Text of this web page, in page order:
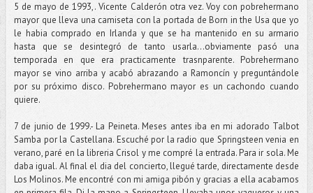
5 de mayo de 1993,. Vicente Calderón otra vez. Voy con pobrehermano
mayor que lleva una camiseta con la portada de Born in the Usa que yo
le habia comprado en Irlanda y que se ha mantenido en su armario
hasta que se desintegró de tanto usarla...obviamente pasó una
temporada en que era practicamente trasnparente. Pobrehermano
mayor se vino arriba y acabó abrazando a Ramoncín y preguntándole
por su próximo disco. Pobrehermano mayor es un cachondo cuando
quiere.
7 de junio de 1999.- La Peineta. Meses antes iba en mi adorado Talbot
Samba por la Castellana. Escuché por la radio que Springsteen venia en
verano, paré en la libreria Crisol y me compré la entrada. Para ir sola. Me
daba igual. Al final el dia del concierto, llegué tarde, directamente desde
Los Molinos. Me encontré con mi amiga pibón y gracias a ella acabamos